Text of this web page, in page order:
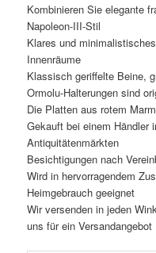
Kombinieren Sie elegante
Napoleon-III-Stil
Klares und
Innenräume
Klassisch geriffelte Beine,
Ormolu-Halterungen sind
Die Platten aus rotem
Gekauft bei einem Händler
Antiquitätenmärkten
Besichtigungen nach
Wird in hervorragendem
Heimgebrauch geeignet
Wir versenden in jeden
uns für ein Versandangebot